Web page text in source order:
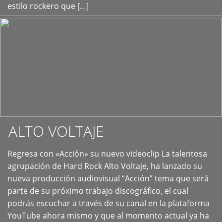
estilo rockero que […]
ALTO VOLTAJE
Regresa con «Acción» su nuevo videoclip La talentosa
agrupación de Hard Rock Alto Voltaje, ha lanzado su
nueva producción audiovisual “Acción” tema que será
parte de su próximo trabajo discográfico, el cual
podrás escuchar a través de su canal en la plataforma
YouTube ahora mismo y que al momento actual ya ha
+